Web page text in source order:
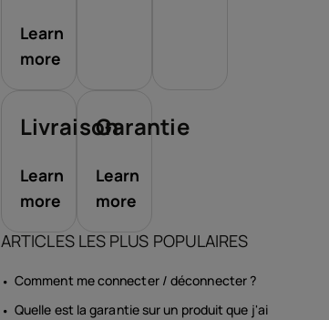
Learn
more
Livraison
Learn
more
Garantie
Learn
more
ARTICLES LES PLUS POPULAIRES
Comment me connecter / déconnecter ?
Quelle est la garantie sur un produit que j'ai